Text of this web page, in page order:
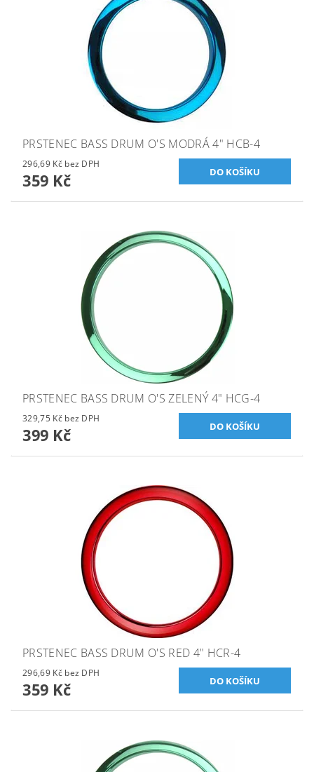
PRSTENEC BASS DRUM O'S MODRÁ 4" HCB-4
296,69 Kč bez DPH
359 Kč
PRSTENEC BASS DRUM O'S ZELENÝ 4" HCG-4
329,75 Kč bez DPH
399 Kč
PRSTENEC BASS DRUM O'S RED 4" HCR-4
296,69 Kč bez DPH
359 Kč